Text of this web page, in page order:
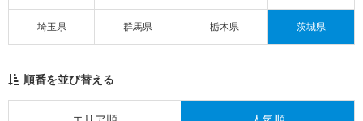
埼玉県 群馬県 栃木県 茨城県
順番を並び替える